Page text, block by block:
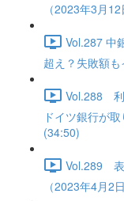
（2023年3月
Vol.287 中
超え？失敗額
Vol.288 利
ドイツ銀行が
(34:50)
Vol.289 表
（2023年4月2